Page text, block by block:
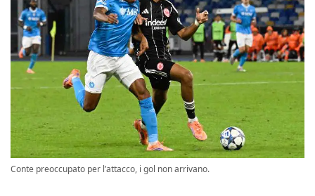
Conte preoccupato per l’attacco, i gol non arrivano.